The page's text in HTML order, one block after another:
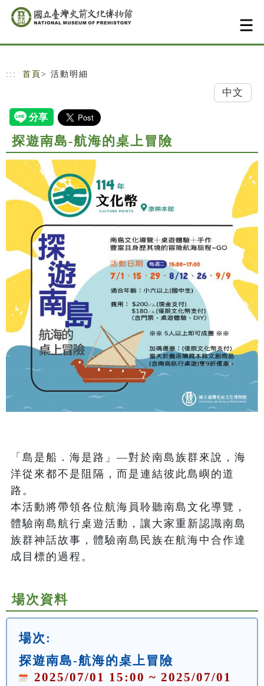
跳到主要內容
網站導覽
::: 首頁 > 活動明細
中文
探遊南島-航海的桌上冒險
「島是船．海是路」—對於南島族群來說，海
洋從來都不是阻隔，而是連結彼此島嶼的道
路。
本活動將帶領各位航海員聆聽南島文化導覽，
體驗南島航行桌遊活動，讓大家重新認識南島
族群神話故事，體驗南島民族在航海中合作達
成目標的過程。
場次資料
場次:
探遊南島-航海的桌上冒險
2025/07/01 15:00 ~ 2025/07/01